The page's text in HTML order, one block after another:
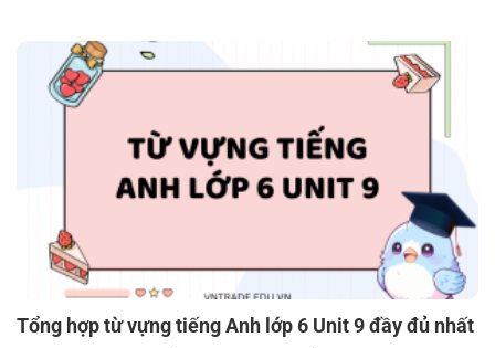
Tổng hợp từ vựng tiếng Anh lớp 6 Unit 9 đầy đủ nhất